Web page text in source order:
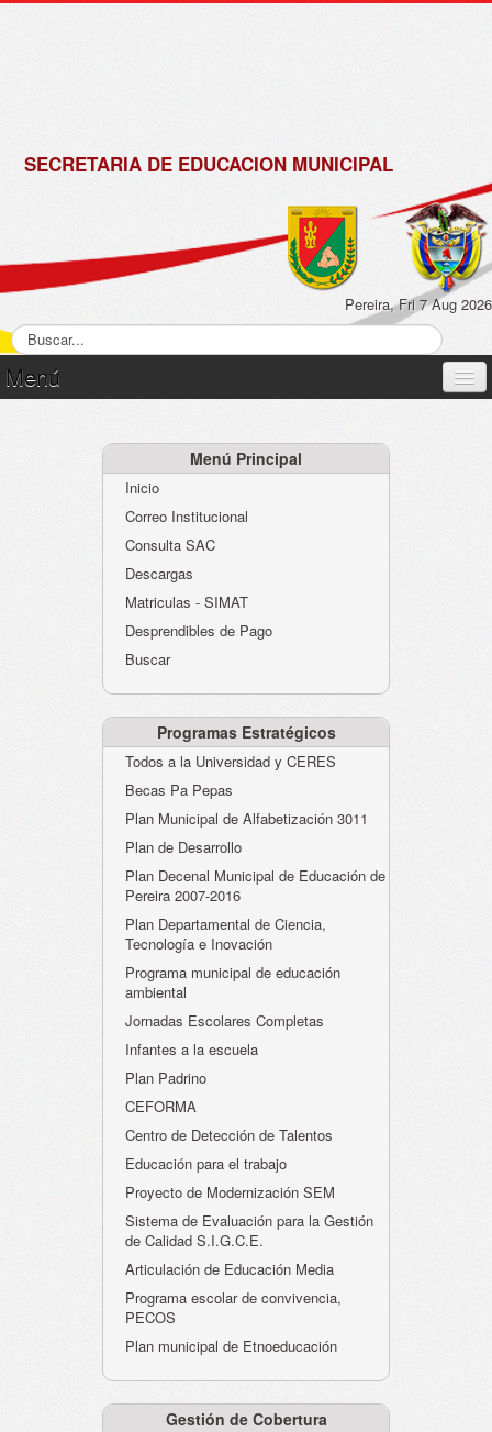
SECRETARIA DE EDUCACION MUNICIPAL
Pereira, Fri 7 Aug 2026
Menú
Atención al Ciudadano
Instituciones Educativas
Despacho Secretaría
Evaluación desempeño
Humano-Cesantías
Menú Principal
Inicio
Correo Institucional
Consulta SAC
Descargas
Matriculas - SIMAT
Desprendibles de Pago
Buscar
Programas Estratégicos
Todos a la Universidad y CERES
Becas Pa Pepas
Plan Municipal de Alfabetización 3011
Plan de Desarrollo
Plan Decenal Municipal de Educación de
Pereira 2007-2016
Plan Departamental de Ciencia,
Tecnología e Inovación
Programa municipal de educación
ambiental
Jornadas Escolares Completas
Infantes a la escuela
Plan Padrino
CEFORMA
Centro de Detección de Talentos
Educación para el trabajo
Proyecto de Modernización SEM
Sistema de Evaluación para la Gestión
de Calidad S.I.G.C.E.
Articulación de Educación Media
Programa escolar de convivencia,
PECOS
Plan municipal de Etnoeducación
Gestión de Cobertura
de